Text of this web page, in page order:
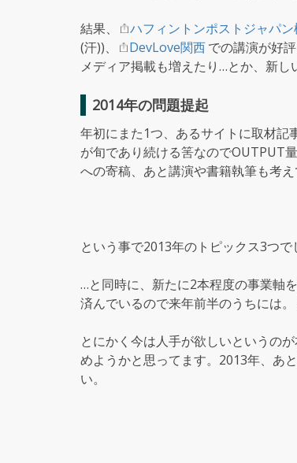
結果、 ハフィントンポストジャパン
(汗))、
DevLove関西での講演が好
メディア掲載も増えたり…とか、新し
2014年の問題提起
年初にまた1つ、あるサイトに取材記
が旬であり続ける筈なのでOUTPUT
への寄稿、あと講演や書籍執筆も考え
という事で2013年のトピックス3つ
…と同時に、新たに2本程度の事業軸
済んでいるので来年前半のうちには
とにかく今は人手が欲しいというの
めようかと思ってます。2013年、あ
い。